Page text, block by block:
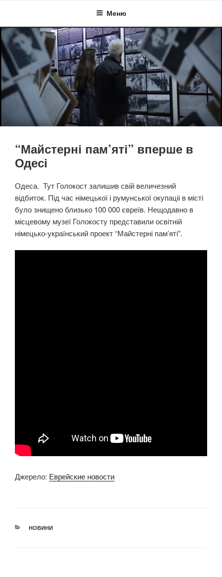
вмісту
Меню
“Майстерні пам’яті” вперше в
Одесі
Одеса. Тут Голокост залишив свій величезний
відбиток. Під час німецької і румунської окупаціі в місті
було знищено близько 100 000 євреїв. Нещодавно в
місцевому музеї Голокосту представили освітній
німецько-український проект “Майстерні пам’яті”.
Джерело: Еврейские новости
КАТЕГОРІЇ
НОВИНИ